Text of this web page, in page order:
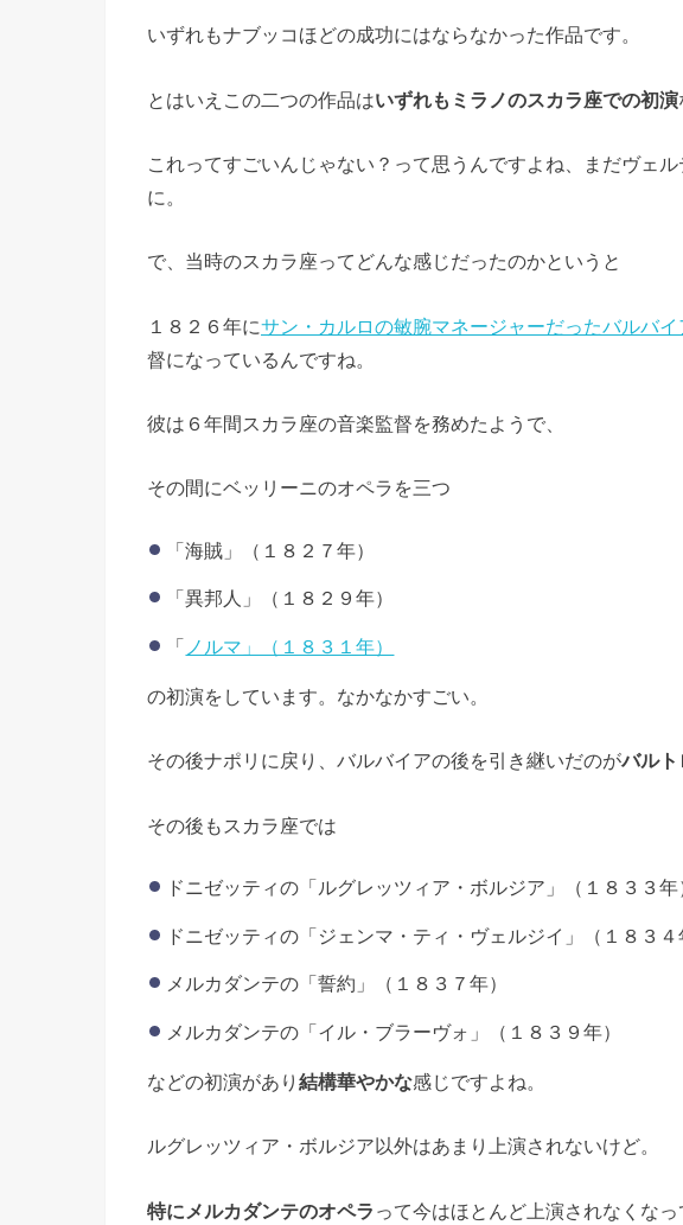
いずれもナブッコほどの成功にはならなかった作品です。
とはいえこの二つの作品はいずれもミラノのスカラ座での初演
これってすごいんじゃない？って思うんですよね、まだヴェ
に。
で、当時のスカラ座ってどんな感じだったのかというと
１８２６年にサン・カルロの敏腕マネージャーだったバルバイ
督になっているんですね。
彼は６年間スカラ座の音楽監督を務めたようで、
その間にベッリーニのオペラを三つ
「海賊」（１８２７年）
「異邦人」（１８２９年）
「 ノルマ」（１８３１年）
の初演をしています。なかなかすごい。
その後ナポリに戻り、バルバイアの後を引き継いだのがバルト
その後もスカラ座では
ドニゼッティの「ルグレッツィア・ボルジア」（１８３３年
ドニゼッティの「ジェンマ・ティ・ヴェルジイ」（１８３４
メルカダンテの「誓約」（１８３７年）
メルカダンテの「イル・ブラーヴォ」（１８３９年）
などの初演があり 結構華やかな感じですよね。
ルグレッツィア・ボルジア以外はあまり上演されないけど。
特にメルカダンテのオペラ って今はほとんど上演されなくな